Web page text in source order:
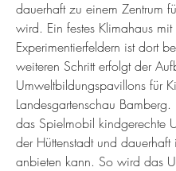
dauerhaft zu einem Zentrum
wird. Ein festes Klimahaus
Experimentierfeldern ist dort
weiteren Schritt erfolgt der
Umweltbildungspavillons für
Landesgartenschau
das Spielmobil kindgerechte
der Hüttenstadt und
anbieten kann. So wird das